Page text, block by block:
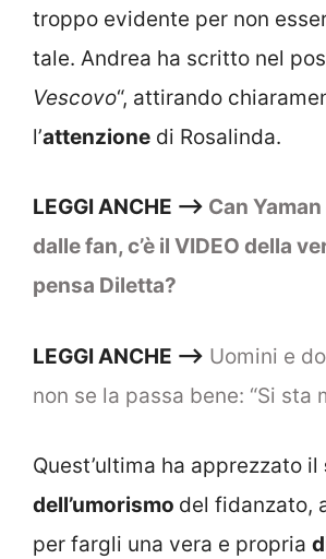
troppo evidente per non
tale. Andrea ha scritto nel
Vescovo“, attirando
l’attenzione di Rosalinda.
LEGGI ANCHE —> Can
dalle fan, c’è il VIDEO della
pensa Diletta?
LEGGI ANCHE —-> Uomini e
non se la passa bene: “Si sta
Quest’ultima ha apprezzato il
dell’umorismo del fidanzato,
per fargli una vera e propria